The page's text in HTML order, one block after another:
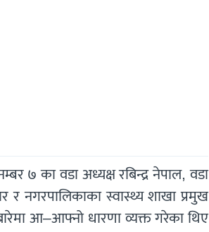
७ का वडा अध्यक्ष रबिन्द्र नेपाल, वडा
नगरपालिकाका स्वास्थ्य शाखा प्रमुख
आ–आफ्नो धारणा व्यक्त गरेका थिए